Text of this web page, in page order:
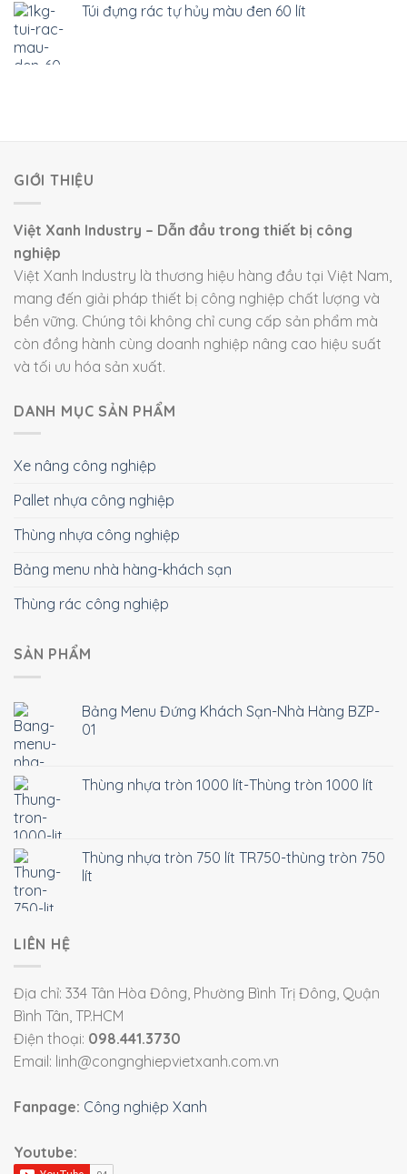
Túi đựng rác tự hủy màu đen 60 lít
GIỚI THIỆU
Việt Xanh Industry – Dẫn đầu trong thiết bị công
nghiệp
Việt Xanh Industry là thương hiệu hàng đầu tại Việt Nam,
mang đến giải pháp thiết bị công nghiệp chất lượng và
bền vững. Chúng tôi không chỉ cung cấp sản phẩm mà
còn đồng hành cùng doanh nghiệp nâng cao hiệu suất
và tối ưu hóa sản xuất.
DANH MỤC SẢN PHẨM
Xe nâng công nghiệp
Pallet nhựa công nghiệp
Thùng nhựa công nghiệp
Bảng menu nhà hàng-khách sạn
Thùng rác công nghiệp
SẢN PHẨM
Bảng Menu Đứng Khách Sạn-Nhà Hàng BZP-
01
Thùng nhựa tròn 1000 lít-Thùng tròn 1000 lít
Thùng nhựa tròn 750 lít TR750-thùng tròn 750
lít
LIÊN HỆ
Địa chỉ: 334 Tân Hòa Đông, Phường Bình Trị Đông, Quận
Bình Tân, TP.HCM
Điện thoại: 098.441.3730
Email: linh@congnghiepvietxanh.com.vn
Fanpage: Công nghiệp Xanh
Youtube: